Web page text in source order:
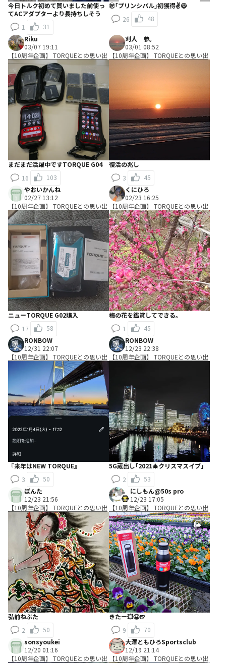
今日トルク初めて買いました前使っ
てACアダプターより長持ちしそう
1
31
㊗️｢プリンシパル｣初獲得✌️😆
26
48
Riku
03/07 19:11
【10周年企画】 TORQUEとの思い出
まだまだ活躍中ですTORQUE G04
16
103
刈人 参。
03/01 08:52
【10周年企画】 TORQUEとの思い出
復活の兆し
3
45
やおいかんね
02/27 13:12
【10周年企画】 TORQUEとの思い出
ニューTORQUE G02購入
17
58
くにひろ
02/23 16:25
【10周年企画】 TORQUEとの思い出
梅の花を鑑賞してできる。
1
45
RONBOW
12/31 22:07
【10周年企画】 TORQUEとの思い出
『来年はNEW TORQUE』
3
50
RONBOW
12/23 22:38
【10周年企画】 TORQUEとの思い出
5G蔵出し｢2021🎄クリスマスイブ｣
2
53
ぽんた
12/23 21:56
【10周年企画】 TORQUEとの思い出
弘前ねぷた
2
50
にしもん@50s pro
12/23 17:05
【10周年企画】 TORQUEとの思い出
きたー💥😀🍺
9
70
sonsyoukei
12/20 01:16
【10周年企画】 TORQUEとの思い出
大澤ともひろSportsclub
12/19 21:14
【10周年企画】 TORQUEとの思い出